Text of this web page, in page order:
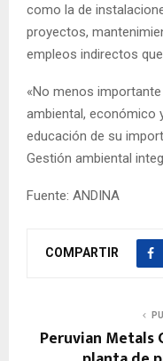
como la de
proyectos,
empleos indirectos
«No menos
ambiental, económico
educación de su
Gestión ambiental
Fuente: ANDINA
COMPARTIR
Peruvian Metals